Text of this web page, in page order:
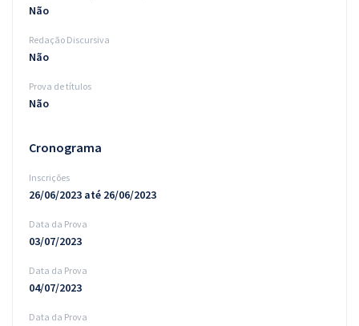
Não
Redação Discursiva
Não
Prova de títulos
Não
Cronograma
Inscrições
26/06/2023 até 26/06/2023
Data da Prova
03/07/2023
Data da Prova
04/07/2023
Data da Prova